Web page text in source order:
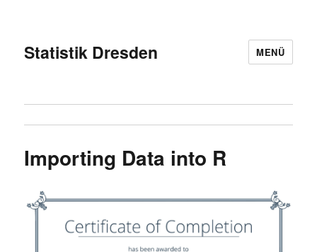
Statistik Dresden MENÜ
Importing Data into R